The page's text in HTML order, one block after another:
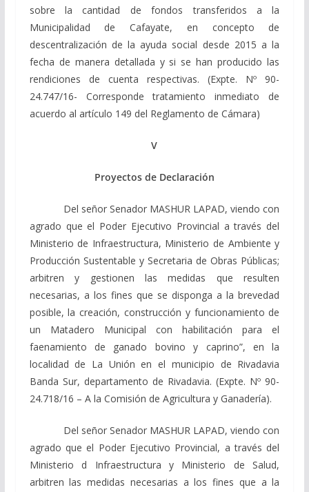
sobre la cantidad de fondos transferidos a la
Municipalidad de Cafayate, en concepto de
descentralización de la ayuda social desde 2015 a la
fecha de manera detallada y si se han producido las
rendiciones de cuenta respectivas. (Expte. Nº 90-
24.747/16- Corresponde tratamiento inmediato de
acuerdo al artículo 149 del Reglamento de Cámara)
V
Proyectos de Declaración
Del señor Senador MASHUR LAPAD, viendo con
agrado que el Poder Ejecutivo Provincial a través del
Ministerio de Infraestructura, Ministerio de Ambiente y
Producción Sustentable y Secretaria de Obras Públicas;
arbitren y gestionen las medidas que resulten
necesarias, a los fines que se disponga a la brevedad
posible, la creación, construcción y funcionamiento de
un Matadero Municipal con habilitación para el
faenamiento de ganado bovino y caprino”, en la
localidad de La Unión en el municipio de Rivadavia
Banda Sur, departamento de Rivadavia. (Expte. Nº 90-
24.718/16 – A la Comisión de Agricultura y Ganadería).
Del señor Senador MASHUR LAPAD, viendo con
agrado que el Poder Ejecutivo Provincial, a través del
Ministerio d Infraestructura y Ministerio de Salud,
arbitren las medidas necesarias a los fines que a la